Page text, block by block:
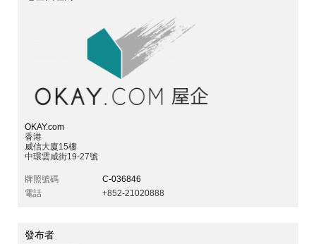
OKAY.com
香港
威信大廈15樓
中環雲咸街19-27號
牌照號碼
C-036846
電話
+852-21020888
發布者